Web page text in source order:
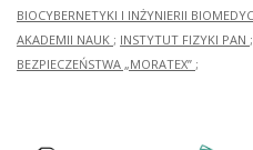
BIOCYBERNETYKI I INŻYNIERII
AKADEMII NAUK ; INSTYTUT FIZYKI PAN ;
BEZPIECZEŃSTWA „MORATEX” ;